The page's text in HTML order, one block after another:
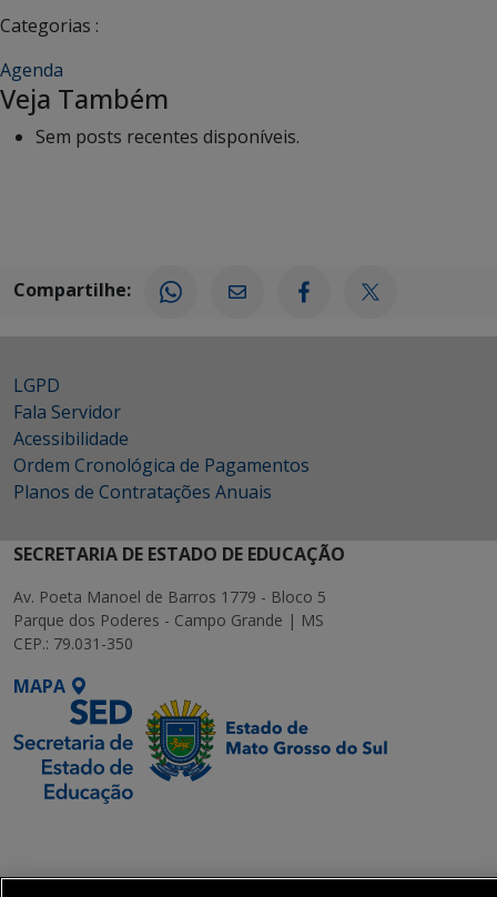
Categorias :
Agenda
Veja Também
Sem posts recentes disponíveis.
Compartilhe:
LGPD
Fala Servidor
Acessibilidade
Ordem Cronológica de Pagamentos
Planos de Contratações Anuais
SECRETARIA DE ESTADO DE EDUCAÇÃO
Av. Poeta Manoel de Barros 1779 - Bloco 5
Parque dos Poderes - Campo Grande | MS
CEP.: 79.031-350
MAPA
Transformação Digital